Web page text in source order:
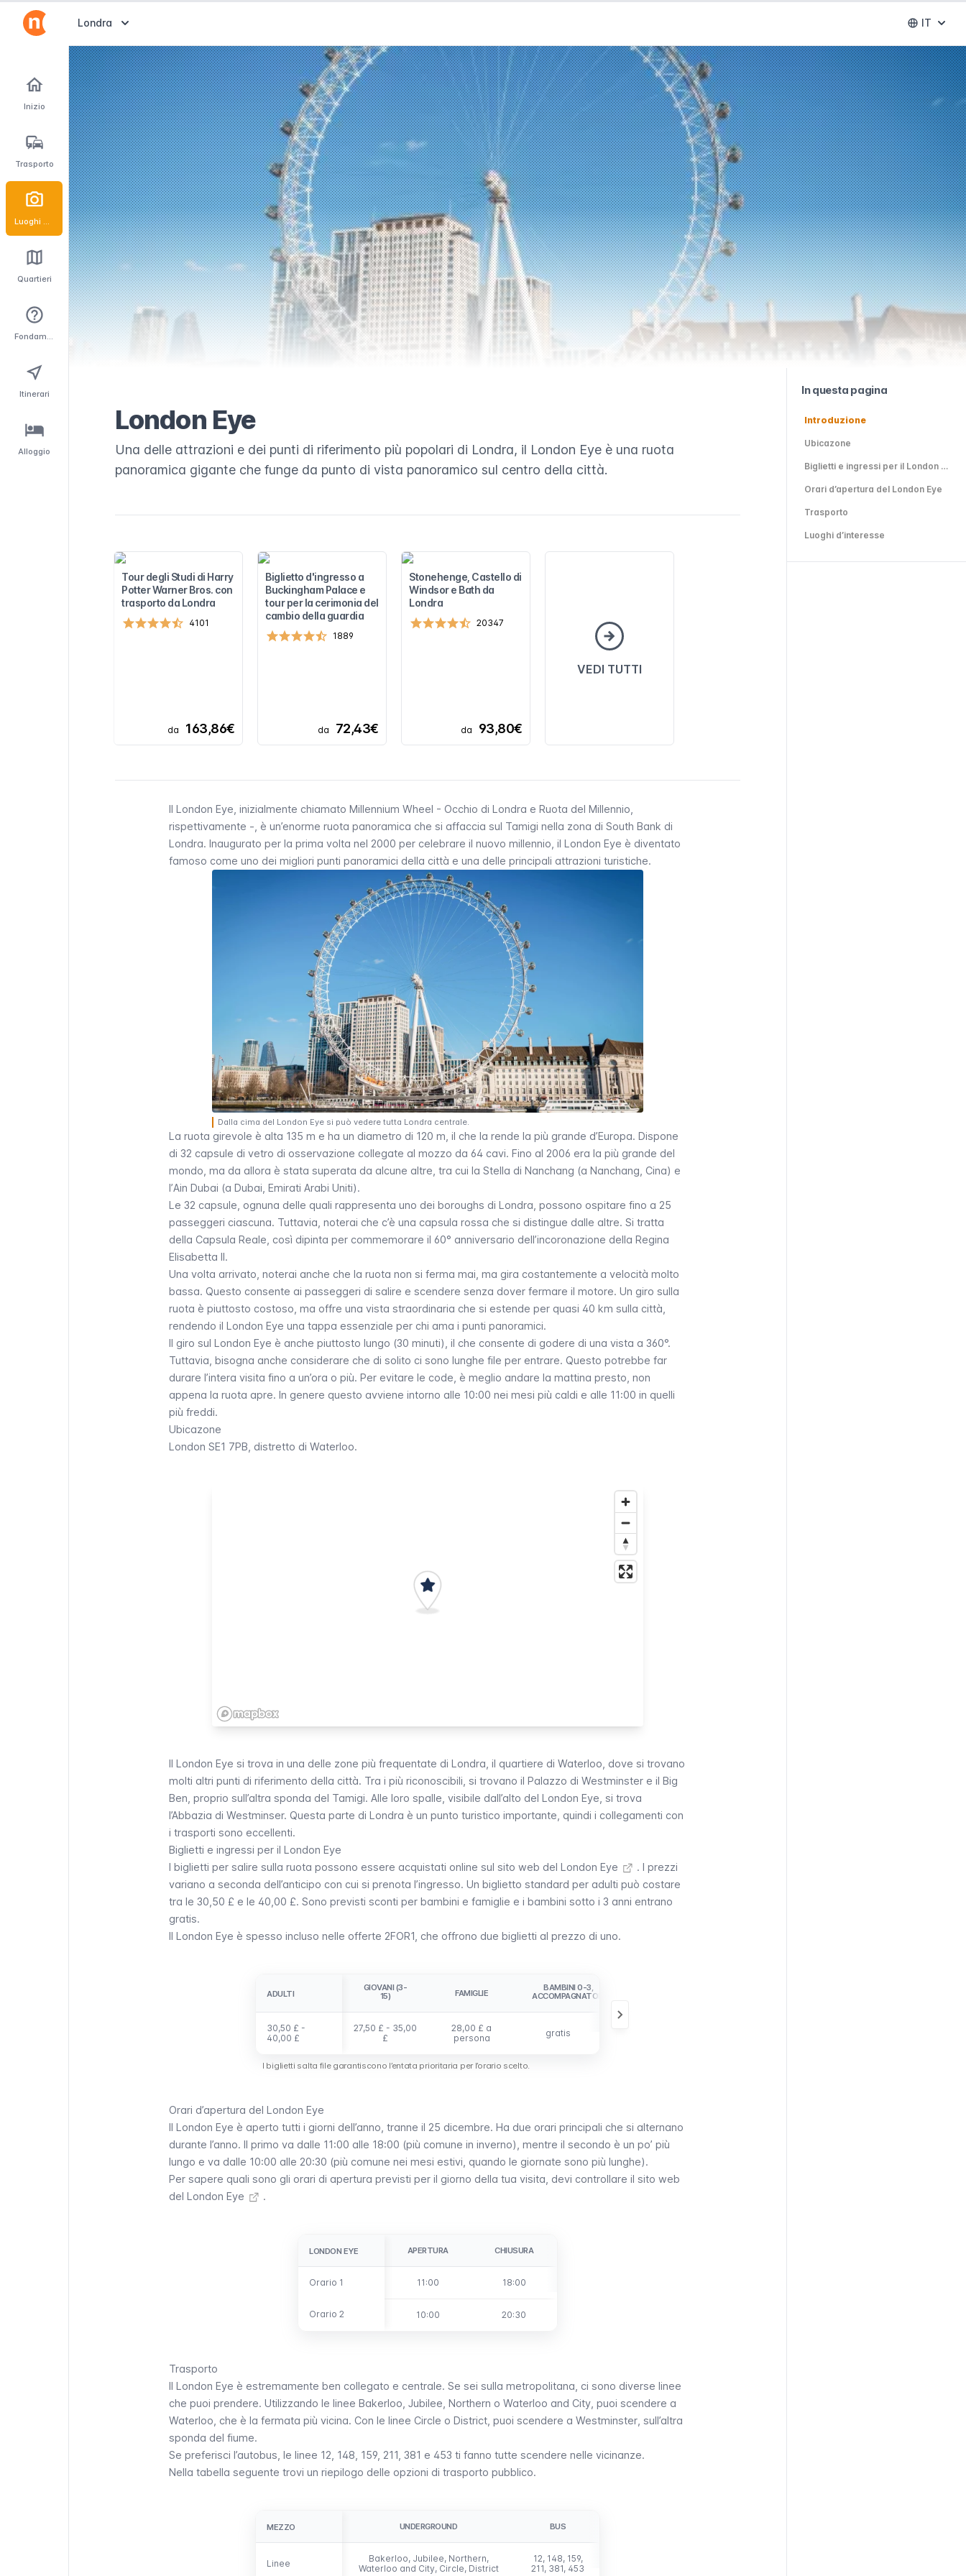
Inizio
Trasporto
Luoghi d'interesse
Quartieri
Fondamentali
Itinerari
Alloggio
Abrir selector de destinos
Londra Abrir
IT
London Eye
Una delle attrazioni e dei punti di riferimento più popolari di Londra, il London Eye è una ruota
panoramica gigante che funge da punto di vista panoramico sul centro della città.
Tour degli Studi di Harry
Potter Warner Bros. con
trasporto da Londra
4101
da 163,86€
Biglietto d'ingresso a
Buckingham Palace e
tour per la cerimonia del
cambio della guardia
1889
da 72,43€
Stonehenge, Castello di
Windsor e Bath da
Londra
20347
da 93,80€
VEDI TUTTI
Il London Eye , inizialmente chiamato Millennium Wheel - Occhio di Londra e Ruota del Millennio,
rispettivamente -, è un’enorme ruota panoramica che si affaccia sul Tamigi nella zona di South Bank di
Londra. Inaugurato per la prima volta nel 2000 per celebrare il nuovo millennio, il London Eye è diventato
famoso come uno dei migliori punti panoramici della città e una delle principali attrazioni turistiche.
Dalla cima del London Eye si può vedere tutta Londra centrale.
La ruota girevole è alta 135 m e ha un diametro di 120 m, il che la rende la più grande d’Europa. Dispone
di 32 capsule di vetro di osservazione collegate al mozzo da 64 cavi. Fino al 2006 era la più grande del
mondo, ma da allora è stata superata da alcune altre, tra cui la Stella di Nanchang (a Nanchang, Cina) e
l’Ain Dubai (a Dubai, Emirati Arabi Uniti).
Le 32 capsule, ognuna delle quali rappresenta uno dei boroughs di Londra, possono ospitare fino a 25
passeggeri ciascuna. Tuttavia, noterai che c’è una capsula rossa che si distingue dalle altre. Si tratta
della Capsula Reale, così dipinta per commemorare il 60° anniversario dell’incoronazione della Regina
Elisabetta II.
Una volta arrivato, noterai anche che la ruota non si ferma mai, ma gira costantemente a velocità molto
bassa. Questo consente ai passeggeri di salire e scendere senza dover fermare il motore. Un giro sulla
ruota è piuttosto costoso, ma offre una vista straordinaria che si estende per quasi 40 km sulla città,
rendendo il London Eye una tappa essenziale per chi ama i punti panoramici.
Il giro sul London Eye è anche piuttosto lungo (30 minuti), il che consente di godere di una vista a 360°.
Tuttavia, bisogna anche considerare che di solito ci sono lunghe file per entrare. Questo potrebbe far
durare l’intera visita fino a un’ora o più. Per evitare le code, è meglio andare la mattina presto, non
appena la ruota apre. In genere questo avviene intorno alle 10:00 nei mesi più caldi e alle 11:00 in quelli
più freddi.
Ubicazone
London SE1 7PB, distretto di Waterloo.
Il London Eye si trova in una delle zone più frequentate di Londra, il quartiere di Waterloo , dove si trovano
molti altri punti di riferimento della città. Tra i più riconoscibili, si trovano il Palazzo di Westminster e il Big
Ben , proprio sull’altra sponda del Tamigi. Alle loro spalle, visibile dall’alto del London Eye , si trova
l’Abbazia di Westminser. Questa parte di Londra è un punto turistico importante, quindi i collegamenti con
i trasporti sono eccellenti.
Biglietti e ingressi per il London Eye
I biglietti per salire sulla ruota possono essere acquistati online sul sito web del London Eye
. I prezzi
variano a seconda dell’anticipo con cui si prenota l’ingresso. Un biglietto standard per adulti può costare
tra le 30,50 £ e le 40,00 £. Sono previsti sconti per bambini e famiglie e i bambini sotto i 3 anni entrano
gratis.
Il London Eye è spesso incluso nelle offerte 2FOR1 , che offrono due biglietti al prezzo di uno.
ADULTI
30,50 £ -
40,00 £
ADULTI
GIOVANI (3-
15)
FAMIGLIE
BAMBINI 0-3,
ACCOMPAGNATORI
30,50 £ -
40,00 £
27,50 £ - 35,00
£
28,00 £ a
persona
gratis
I biglietti salta file garantiscono l’entata prioritaria per l’orario scelto.
Orari d’apertura del London Eye
Il London Eye è aperto tutti i giorni dell’anno, tranne il 25 dicembre. Ha due orari principali che si alternano
durante l’anno. Il primo va dalle 11:00 alle 18:00 (più comune in inverno), mentre il secondo è un po’ più
lungo e va dalle 10:00 alle 20:30 (più comune nei mesi estivi, quando le giornate sono più lunghe).
Per sapere quali sono gli orari di apertura previsti per il giorno della tua visita, devi controllare il sito web
del London Eye
.
LONDON EYE
Orario 1
Orario 2
LONDON EYE APERTURA CHIUSURA
Orario 1 11:00 18:00
Orario 2 10:00 20:30
Trasporto
Il London Eye è estremamente ben collegato e centrale. Se sei sulla metropolitana , ci sono diverse linee
che puoi prendere. Utilizzando le linee Bakerloo Jubilee Northern o Waterloo and City , puoi scendere a
Waterloo , che è la fermata più vicina. Con le linee Circle o District , puoi scendere a Westminster , sull’altra
sponda del fiume.
Se preferisci l’autobus , le linee 12, 148, 159, 211, 381 e 453 ti fanno tutte scendere nelle vicinanze.
Nella tabella seguente trovi un riepilogo delle opzioni di trasporto pubblico.
MEZZO
Linee
MEZZO UNDERGROUND BUS
Linee
Bakerloo, Jubilee, Northern,
Waterloo and City, Circle, District
12, 148, 159,
211, 381, 453
In questa pagina
Introduzione
Ubicazone
Biglietti e ingressi per il London Eye
Orari d’apertura del London Eye
Trasporto
Luoghi d’interesse